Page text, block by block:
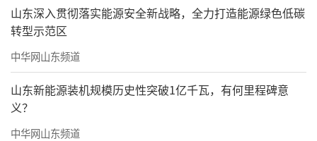
山东深入贯彻落实能源安全新战略，全力打造能源绿色低碳
转型示范区
中华网山东频道
山东新能源装机规模历史性突破1亿千瓦，有何里程碑意
义？
中华网山东频道